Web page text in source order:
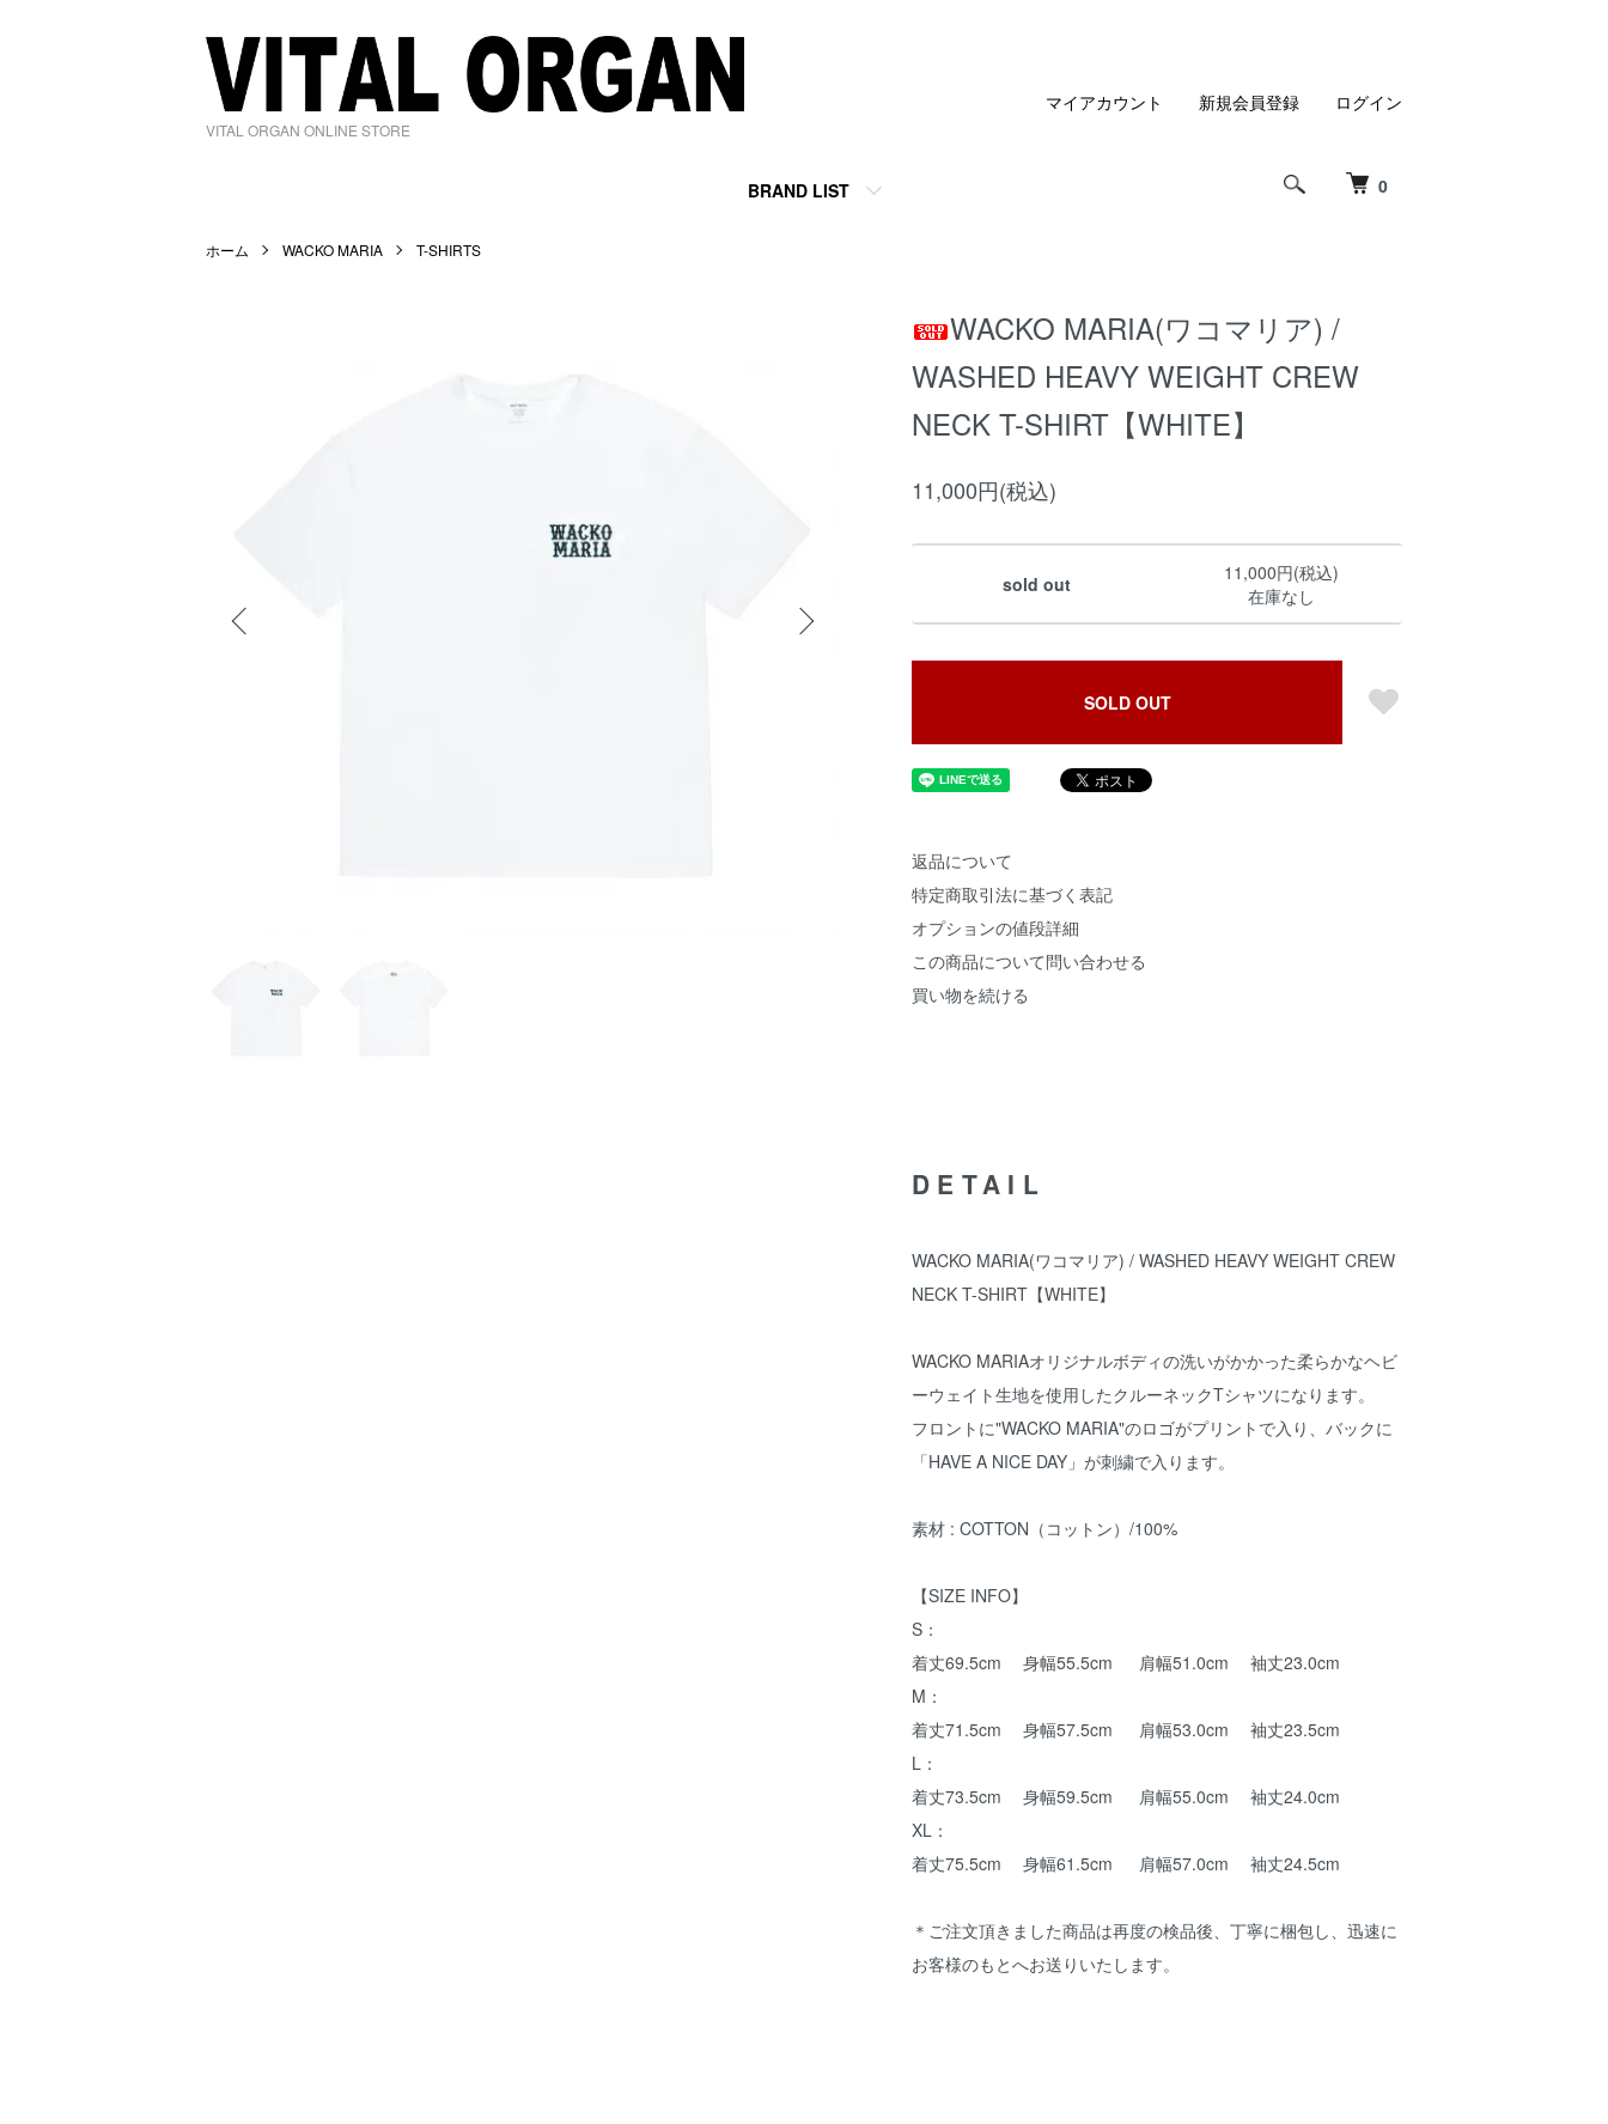
VITAL ORGAN ONLINE STORE
0
BRAND LIST
マイアカウント 新規会員登録 ログイン
ホーム WACKO MARIA T-SHIRTS
WACKO MARIA(ワコマリア) /
WASHED HEAVY WEIGHT CREW
NECK T-SHIRT【WHITE】
11,000円(税込)
sold out
11,000円(税込)
在庫なし
SOLD OUT
返品について
特定商取引法に基づく表記
オプションの値段詳細
この商品について問い合わせる
買い物を続ける
DETAIL
WACKO MARIA(ワコマリア) / WASHED HEAVY WEIGHT CREW
NECK T-SHIRT【WHITE】
WACKO MARIAオリジナルボディの洗いがかかった柔らかなヘビ
ーウェイト生地を使用したクルーネックTシャツになります。
フロントに"WACKO MARIA"のロゴがプリントで入り、バックに
「HAVE A NICE DAY」が刺繍で入ります。
素材 : COTTON（コットン）/100%
【SIZE INFO】
S：
着丈69.5cm 身幅55.5cm 肩幅51.0cm 袖丈23.0cm
M：
着丈71.5cm 身幅57.5cm 肩幅53.0cm 袖丈23.5cm
L：
着丈73.5cm 身幅59.5cm 肩幅55.0cm 袖丈24.0cm
XL：
着丈75.5cm 身幅61.5cm 肩幅57.0cm 袖丈24.5cm
＊ご注文頂きました商品は再度の検品後、丁寧に梱包し、迅速に
お客様のもとへお送りいたします。